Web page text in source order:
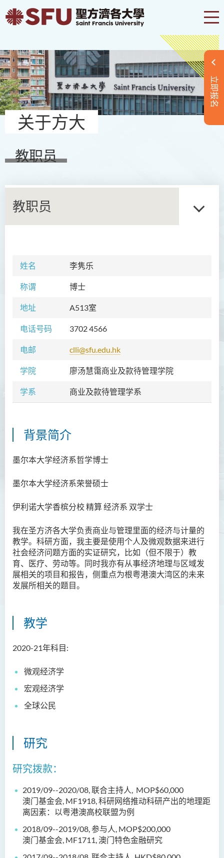
立即报名
关于方大
教职员
教职员
姓名 李隽乐
称谓 博士
地址 A513室
电话号码 3702 4566
电邮 clli@sfu.edu.hk
学院 廖汤慧霭商业及款待管理学院
学系 商业及款待管理学系
背景简介
墨尔本大学经济系哲学博士
墨尔本大学经济系荣誉硕士
伊利诺大学香槟分校 精算 经济系 双学士
我在圣方济各大学负责商业与管理里面的经济与计量的
教学。科研方面，我主要是使用个人及微观数据来进行
社会经济问题方面的实证研究，比如（但不限于）教
育、医疗、劳动等。同时我亦有从事经济地理与区域发
展相关的项目和报告，侧重点为根粤港澳大湾区的未来
发展所相关的题目。
教学
2020-21年科目:
微观经济学
宏观经济学
全球公民
研究
研究拨款：
2019/09--2020/08, 联合主持人, MOP$60,000
澳门基金会, MF1918, 科研网络推动科研产出的地理距
离因素：以粤港澳高校联盟为例
2018/09--2019/08, 参与人, MOP$200,000
澳门基金会, MF1711, 澳门特色金融研究
学术活动
资讯及活动